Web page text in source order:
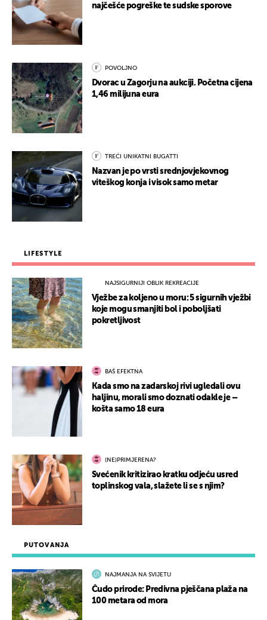
PUTOVANJA
NAJMANJA NA SVIJETU
Čudo prirode: Predivna pješčana plaža na
100 metara od mora
najčešće pogreške te sudske sporove
POVOLJNO
Dvorac u Zagorju na aukciji. Početna cijena
1,46 milijuna eura
TREĆI UNIKATNI BUGATTI
Nazvan je po vrsti srednjovjekovnog
viteškog konja i visok samo metar
LIFESTYLE
NAJSIGURNIJI OBLIK REKREACIJE
Vježbe za koljeno u moru: 5 sigurnih vježbi
koje mogu smanjiti bol i poboljšati
pokretljivost
BAŠ EFEKTNA
Kada smo na zadarskoj rivi ugledali ovu
haljinu, morali smo doznati odakle je –
košta samo 18 eura
(NE)PRIMJERENA?
Svećenik kritizirao kratku odjeću usred
toplinskog vala, slažete li se s njim?